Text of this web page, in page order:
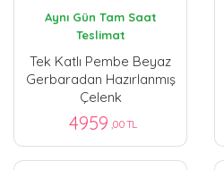
Aynı Gün Tam Saat
Teslimat
Tek Katlı Pembe Beyaz
Gerbaradan Hazırlanmış
Çelenk
4959 ,00 TL